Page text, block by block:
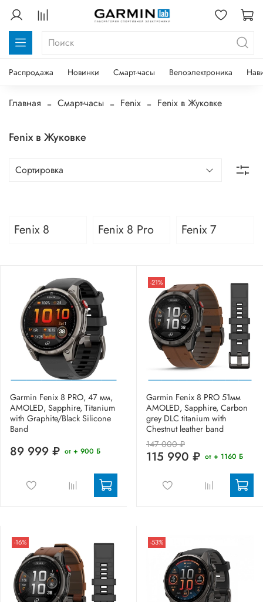
Распродажа Новинки Смарт-часы Велоэлектроника
Главная Смарт-часы Fenix Fenix в Жуковке
Fenix в Жуковке
Fenix 8 Fenix 8 Pro Fenix 7
Garmin Fenix 8 PRO, 47 мм,
AMOLED, Sapphire, Titanium
with Graphite/Black Silicone
Band
89 999 ₽ от + 900 Б
-21%
Garmin Fenix 8 PRO 51мм
AMOLED, Sapphire, Carbon
grey DLC titanium with
Chestnut leather band
147 000 ₽
115 990 ₽ от + 1160 Б
-16% -53%